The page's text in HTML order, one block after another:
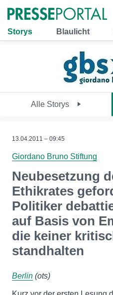
Storys Blaulicht
Alle Storys
13.04.2011 – 09:45
Giordano Bruno Stiftung
Neubesetzung
Ethikrates
Politiker
auf Basis von
die keiner
standhalten
Berlin (ots)